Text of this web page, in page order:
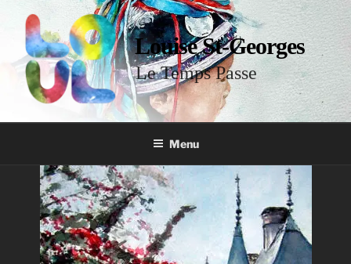
Louise St-Georges
Le Temps Passe
Menu